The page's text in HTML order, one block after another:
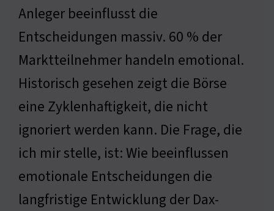
Anleger beeinflusst die
Entscheidungen massiv. 60 % der
Marktteilnehmer handeln emotional.
Historisch gesehen zeigt die Börse
eine Zyklenhaftigkeit, die nicht
ignoriert werden kann. Die Frage, die
ich mir stelle, ist: Wie beeinflussen
emotionale Entscheidungen die
langfristige Entwicklung der Dax-